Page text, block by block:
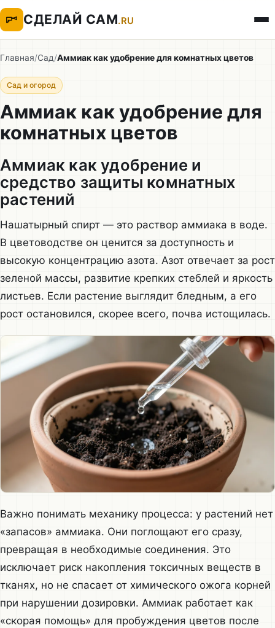
СДЕЛАЙ САМ.RU
Главная/Сад/Аммиак как удобрение для комнатных цветов
Сад и огород
Аммиак как удобрение для
комнатных цветов
Аммиак как удобрение и
средство защиты комнатных
растений
Нашатырный спирт — это раствор аммиака в воде.
В цветоводстве он ценится за доступность и
высокую концентрацию азота. Азот отвечает за рост
зеленой массы, развитие крепких стеблей и яркость
листьев. Если растение выглядит бледным, а его
рост остановился, скорее всего, почва истощилась.
Важно понимать механику процесса: у растений нет
«запасов» аммиака. Они поглощают его сразу,
превращая в необходимые соединения. Это
исключает риск накопления токсичных веществ в
тканях, но не спасает от химического ожога корней
при нарушении дозировки. Аммиак работает как
«скорая помощь» для пробуждения цветов после